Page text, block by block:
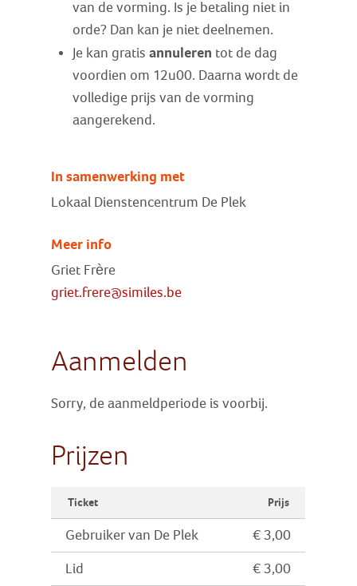
van de vorming. Is je betaling niet in
orde? Dan kan je niet deelnemen.
Je kan gratisannuleren tot de dag
voordien om 12u00. Daarna wordt de
volledige prijs van de vorming
aangerekend.
In samenwerking met
Lokaal Dienstencentrum De Plek
Meer info
Griet Frère
griet.frere@similes.be
Aanmelden
Sorry, de aanmeldperiode is voorbij.
Prijzen
Ticket Prijs
Gebruiker van De Plek € 3,00
Lid € 3,00